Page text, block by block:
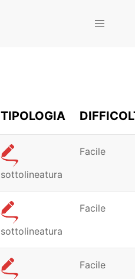
TIPOLOGIA
sottolineatura
Facile
sottolineatura
Facile
Facile